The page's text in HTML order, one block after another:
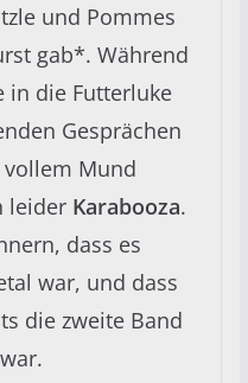
und Pommes
gab*. Während
in die Futterluke
Gesprächen
Mund
leider Karabooza.
dass es
war, und dass
die zweite Band